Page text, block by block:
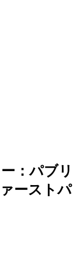
：パブリ
ーストパ